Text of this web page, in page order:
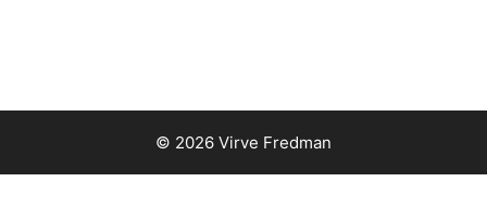
© 2026 Virve Fredman